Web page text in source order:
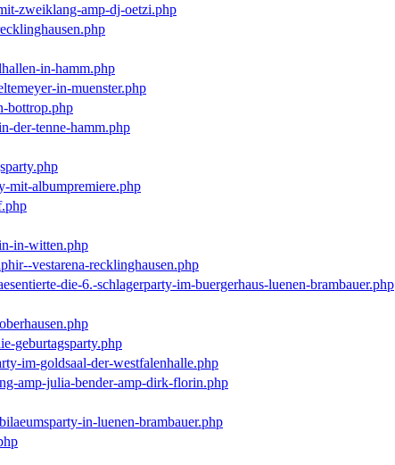
zweiklang-amp-dj-oetzi.php
in-hamm.php
in-muenster.php
bottrop.php
der-tenne-hamm.php
mit-albumpremiere.php
in-witten.php
vestarena-recklinghausen.php
die-6.-schlagerparty-im-buergerhaus-luenen-brambauer.php
geburtagsparty.php
im-goldsaal-der-westfalenhalle.php
amp-julia-bender-amp-dirk-florin.php
in-luenen-brambauer.php